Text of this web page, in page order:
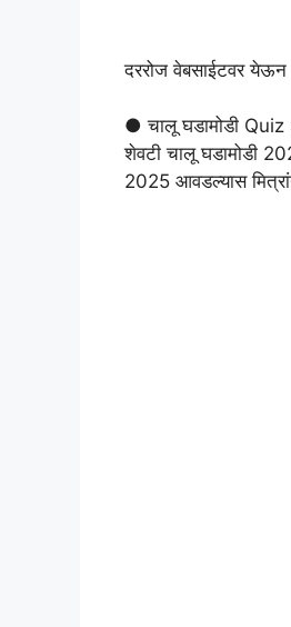
दररोज वेबसाईटवर येऊन
● चालू घडामोडी
शेवटी चालू घडामोडी
2025 आवडल्यास